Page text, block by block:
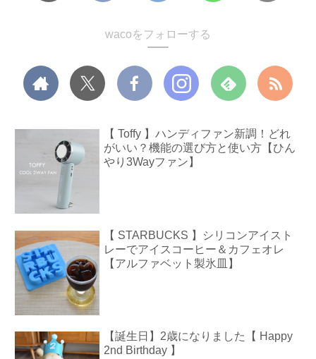
wacoをフォローする
【 Toffy 】ハンディファン新調！どれ
がいい？機能の選び方と使い方【ひん
やり3Wayファン】
【 STARBUCKS 】シリコンアイスト
レーでアイスコーヒー＆カフェオレ
【アルファベット製氷皿】
【誕生日】2歳になりました【 Happy
2nd Birthday 】